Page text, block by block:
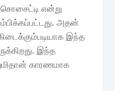
சொசைட்டி என்று
அதன்
இந்த
இந்த
காரணமாக